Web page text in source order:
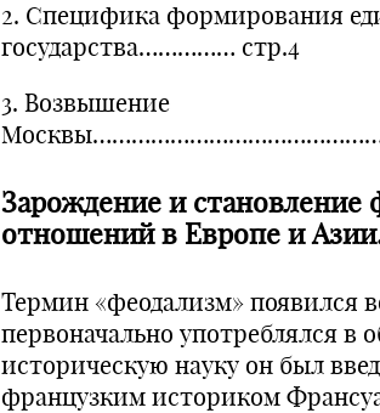
2. Специфика формирования
государства…………… стр.4
3. Возвышение
Зарождение и становление
отношений в Европе и
Термин «феодализм» появился
первоначально употреблялся в
историческую науку он был
французким историком